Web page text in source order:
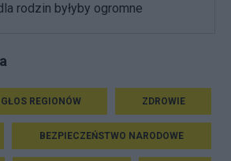
rodzin byłyby ogromne
GŁOS REGIONÓW ZDROWIE
BEZPIECZEŃSTWO NARODOWE